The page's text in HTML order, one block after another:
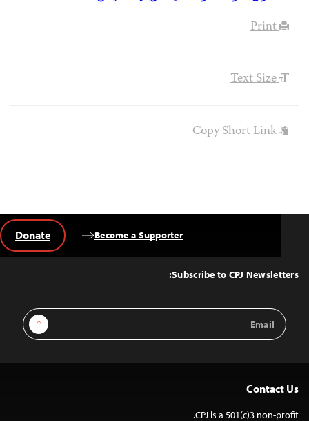
Print
Text Size
Copy Short Link
Top
Subscribe to CPJ Newsletters:
Email
Address
Sign Up
Become a Supporter
Donate
Contact Us
CPJ is a 501(c)3 non-profit.